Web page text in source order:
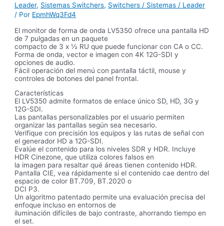
Leader, Sistemas Switchers, Switchers / Sistemas / Leader
/ Por EpmhWq3Fd4
El monitor de forma de onda LV5350 ofrece una pantalla HD
de 7 pulgadas en un paquete
compacto de 3 x ½ RU que puede funcionar con CA o CC.
Forma de onda, vector e imagen con 4K 12G-SDI y
opciones de audio.
Fácil operación del menú con pantalla táctil, mouse y
controles de botones del panel frontal.
Características
El LV5350 admite formatos de enlace único SD, HD, 3G y
12G-SDI.
Las pantallas personalizables por el usuario permiten
organizar las pantallas según sea necesario.
Verifique con precisión los equipos y las rutas de señal con
el generador HD a 12G-SDI.
Evalúe el contenido para los niveles SDR y HDR. Incluye
HDR Cinezone, que utiliza colores falsos en
la imagen para resaltar qué áreas tienen contenido HDR.
Pantalla CIE, vea rápidamente si el contenido cae dentro del
espacio de color BT.709, BT.2020 o
DCI P3.
Un algoritmo patentado permite una evaluación precisa del
enfoque incluso en entornos de
iluminación difíciles de bajo contraste, ahorrando tiempo en
el set.